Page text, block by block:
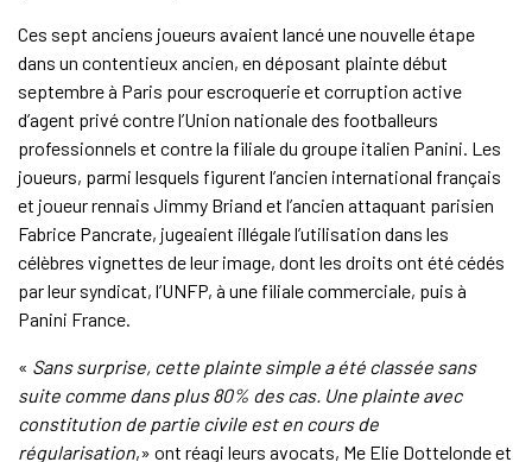
Ces sept anciens joueurs avaient lancé une nouvelle étape
dans un contentieux ancien, en déposant plainte début
septembre à Paris pour escroquerie et corruption active
d’agent privé contre l’Union nationale des footballeurs
professionnels et contre la filiale du groupe italien Panini. Les
joueurs, parmi lesquels figurent l’ancien international français
et joueur rennais Jimmy Briand et l’ancien attaquant parisien
Fabrice Pancrate, jugeaient illégale l’utilisation dans les
célèbres vignettes de leur image, dont les droits ont été cédés
par leur syndicat, l’UNFP, à une filiale commerciale, puis à
Panini France.
« Sans surprise, cette plainte simple a été classée sans
suite comme dans plus 80% des cas. Une plainte avec
constitution de partie civile est en cours de
régularisation,» ont réagi leurs avocats, Me Elie Dottelonde et